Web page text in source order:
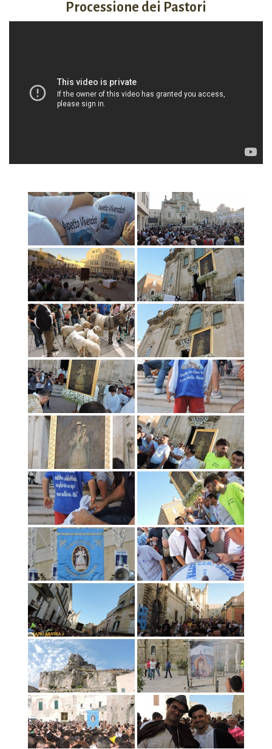
Processione dei Pastori